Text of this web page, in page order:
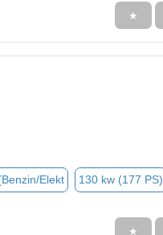
★
Elekt 130 kw (177 PS)
★